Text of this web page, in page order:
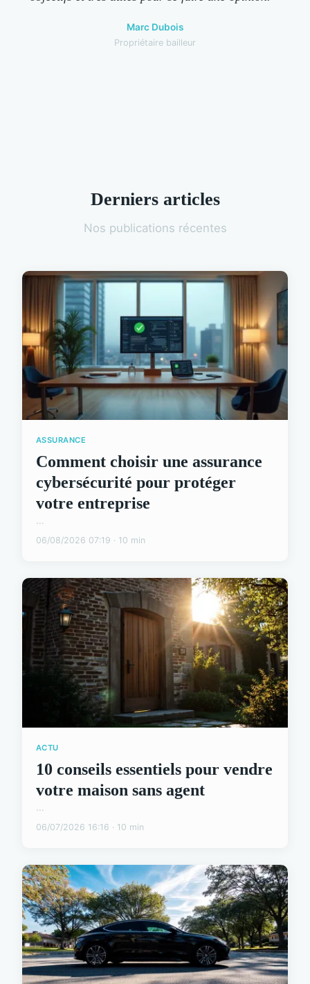
Marc Dubois
Propriétaire bailleur
Derniers articles
Nos publications récentes
ASSURANCE
Comment choisir une assurance
cybersécurité pour protéger
votre entreprise
...
06/08/2026 07:19 · 10 min
ACTU
10 conseils essentiels pour vendre
votre maison sans agent
...
06/07/2026 16:16 · 10 min